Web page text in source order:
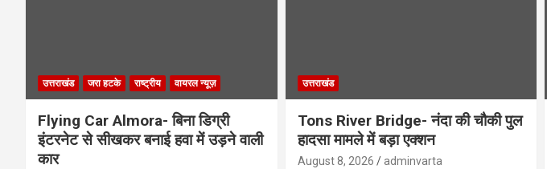
उत्तराखंड जरा हटके राष्ट्रीय वायरल न्यूज़
Flying Car Almora- बिना डिग्री
इंटरनेट से सीखकर बनाई हवा में उड़ने वाली
कार
उत्तराखंड
Tons River Bridge- नंदा की चौकी पुल
हादसा मामले में बड़ा एक्शन
August 8, 2026 adminvarta